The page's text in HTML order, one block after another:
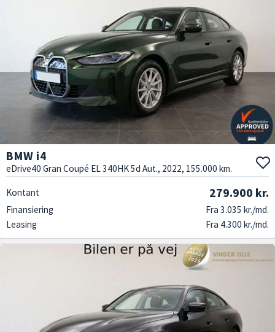
BMW i4
eDrive40 Gran Coupé EL 340HK 5d Aut., 2022, 155.000 km.
Kontant 279.900 kr.
Finansiering
Fra 3.035 kr./md.
Leasing
Fra 4.300 kr./md.